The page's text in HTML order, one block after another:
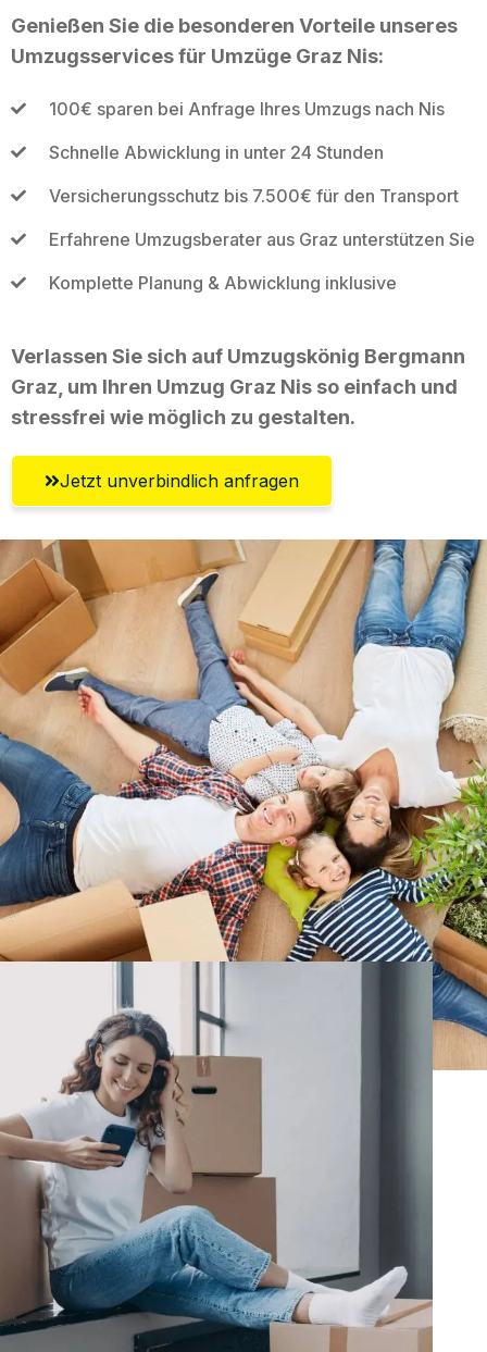
Genießen Sie die besonderen Vorteile unseres
Umzugsservices für Umzüge Graz Nis:
100€ sparen bei Anfrage Ihres Umzugs nach Nis
Schnelle Abwicklung in unter 24 Stunden
Versicherungsschutz bis 7.500€ für den Transport
Erfahrene Umzugsberater aus Graz unterstützen Sie
Komplette Planung & Abwicklung inklusive
Verlassen Sie sich auf Umzugskönig Bergmann
Graz, um Ihren Umzug Graz Nis so einfach und
stressfrei wie möglich zu gestalten.
Jetzt unverbindlich anfragen